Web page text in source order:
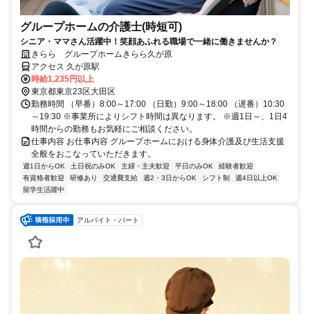
グループホームの介護士(時短可)
シニア・ママさん活躍中！笑顔あふれる職場で一緒に働きませんか？
きらら グループホームきらら久が原
アクセス 久が原駅
時給1,235円以上
東京都東京23区大田区
勤務時間 （早番）8:00～17:00 （日勤）9:00～18:00 （遅番）10:30
～19:30 ※事業所によりシフト時間は異なります。 ※週1日～、1日4
時間からの勤務もお気軽にご相談ください。
仕事内容 お仕事内容 グループホームにおける身体介護及び生活支援
全般をおこなっていただきます。
週1日からOK 土日祝のみOK 主婦・主夫歓迎 平日のみOK
経験者歓迎
有資格者歓迎
研修あり 交通費支給 週2・3日からOK シフト制
週4日以上OK
留学生活躍中
アルバイト・パート